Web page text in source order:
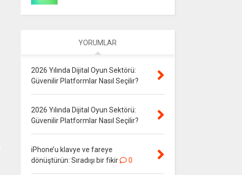
YORUMLAR
2026 Yılında Dijital Oyun Sektörü:
Güvenilir Platformlar Nasıl Seçilir?
2026 Yılında Dijital Oyun Sektörü:
Güvenilir Platformlar Nasıl Seçilir?
iPhone’u klavye ve fareye
dönüştürün: Sıradışı bir fikir
0